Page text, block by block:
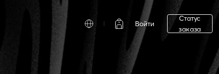
Войти
Статус
заказа